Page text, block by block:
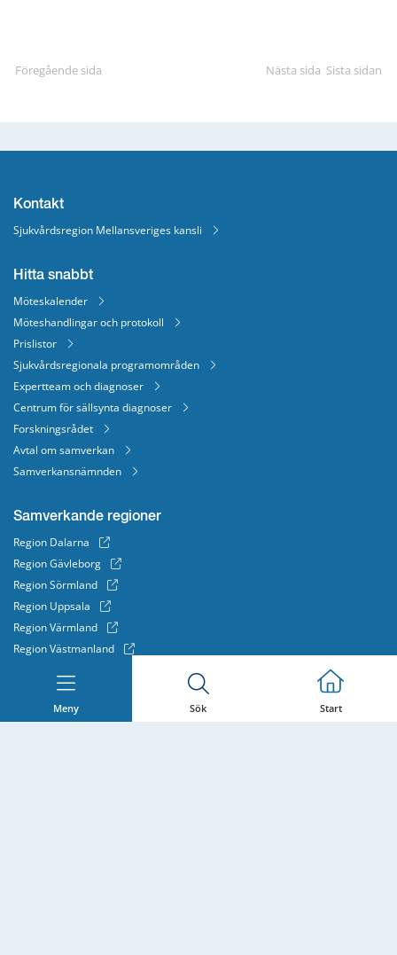
Meny Sök Start
Föregående sida Nästa sida Sista sidan
Kontakt
Sjukvårdsregion Mellansveriges kansli
Hitta snabbt
Möteskalender
Möteshandlingar och protokoll
Prislistor
Sjukvårdsregionala programområden
Expertteam och diagnoser
Centrum för sällsynta diagnoser
Forskningsrådet
Avtal om samverkan
Samverkansnämnden
Samverkande regioner
Region Dalarna
Region Gävleborg
Region Sörmland
Region Uppsala
Region Värmland
Region Västmanland
Om webbplatsen